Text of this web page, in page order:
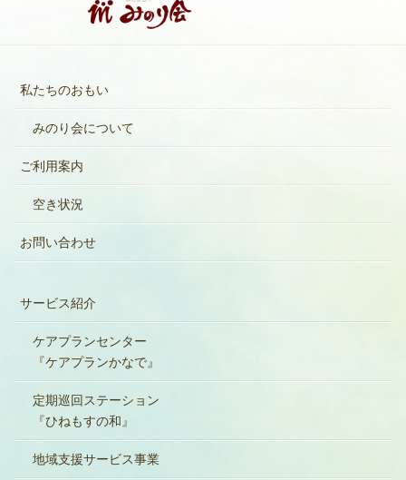
私たちのおもい
みのり会について
ご利用案内
空き状況
お問い合わせ
サービス紹介
ケアプランセンター
『ケアプランかなで』
定期巡回ステーション
『ひねもすの和』
地域支援サービス事業